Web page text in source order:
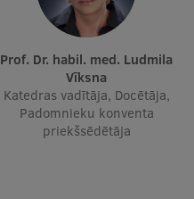
Prof. Dr. habil. med. Ludmila
Vīksna
Katedras vadītāja, Docētāja,
Padomnieku konventa
priekšsēdētāja